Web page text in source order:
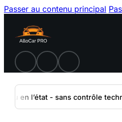
Passer au contenu principal
en l’état - sans contrôle